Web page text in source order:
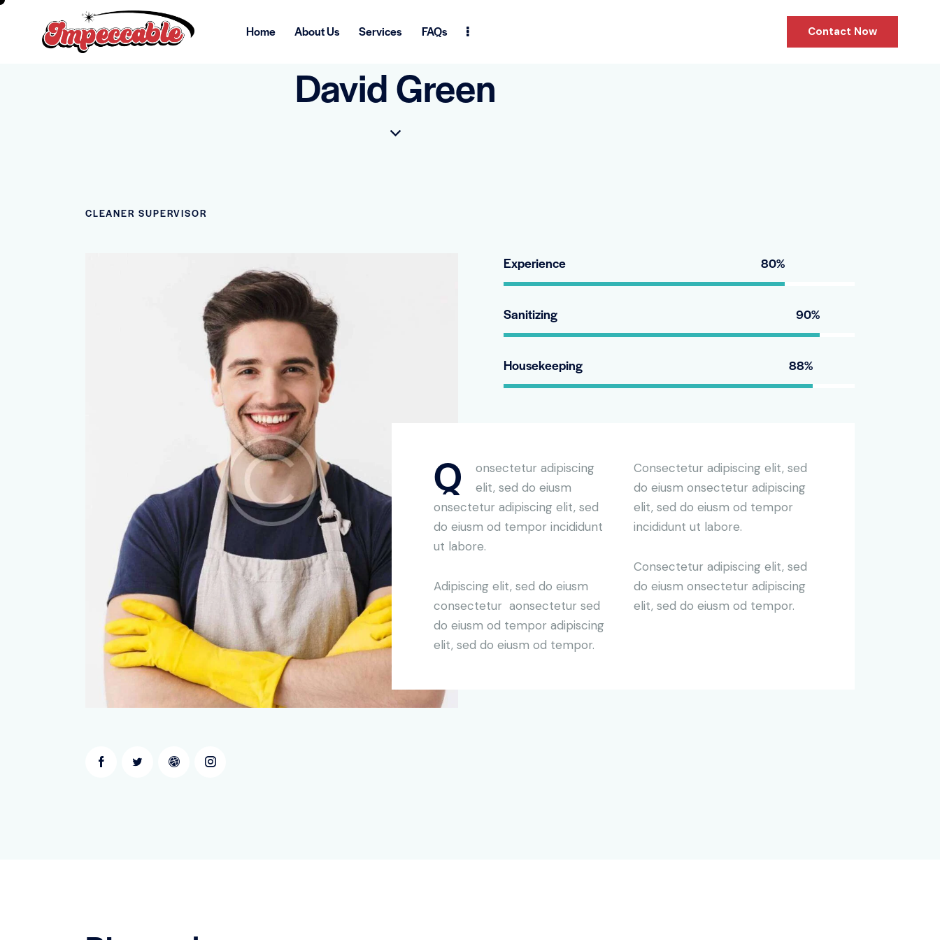
Home About Us Services FAQs Contact Now
David Green
CLEANER SUPERVISOR
Experience 80%
Sanitizing 90%
Housekeeping 88%
Q
onsectetur adipiscing
elit, sed do eiusm
onsectetur adipiscing elit, sed
do eiusm od tempor incididunt
ut labore.
Adipiscing elit, sed do eiusm
consectetur aonsectetur sed
do eiusm od tempor adipiscing
elit, sed do eiusm od tempor.
Consectetur adipiscing elit, sed
do eiusm onsectetur adipiscing
elit, sed do eiusm od tempor
incididunt ut labore.
Consectetur adipiscing elit, sed
do eiusm onsectetur adipiscing
elit, sed do eiusm od tempor.